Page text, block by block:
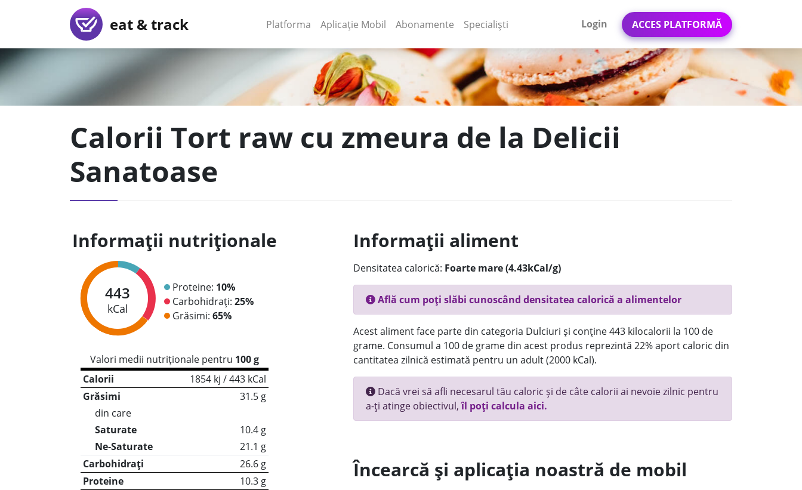
eat & track Platforma (current)
Aplicație Mobil (current)
Abonamente Specialiști Login ACCES PLATFORMĂ
Calorii Tort raw cu zmeura de la Delicii
Sanatoase
Informații nutriționale
443
kCal
Proteine: 10%
Carbohidrați: 25%
Grăsimi: 65%
Valori medii nutriționale pentru 100 g
Calorii
1854 kj / 443 kCal
Grăsimi
31.5 g
din care
Saturate
10.4 g
Ne-Saturate
21.1 g
Carbohidrați
26.6 g
Proteine
10.3 g
Informații aliment
Densitatea calorică: Foarte mare (4.43kCal/g)
Află cum poți slăbi cunoscând densitatea calorică a alimentelor
Acest aliment face parte din categoria Dulciuri și conține 443 kilocalorii la 100 de
grame. Consumul a 100 de grame din acest produs reprezintă 22% aport caloric din
cantitatea zilnică estimată pentru un adult (2000 kCal).
Dacă vrei să afli necesarul tău caloric și de câte calorii ai nevoie zilnic pentru
a-ți atinge obiectivul,îl poți calcula aici.
Încearcă și aplicația noastră de mobil